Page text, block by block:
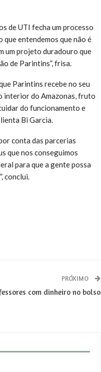
de UTI fecha um processo
entendemos que não é
um projeto duradouro que
de Parintins”, frisa.
Parintins recebe no seu
interior do Amazonas, fruto
do funcionamento e
Bi Garcia.
conta das parcerias
que nos conseguimos
para que a gente possa
conclui.
PRÓXIMO
com dinheiro no bolso